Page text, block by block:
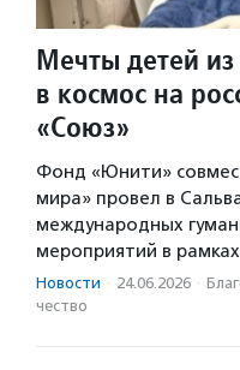
Мечты детей из
в космос на
«Союз»
Фонд «Юнити»
мира» провел в
международных
мероприятий в
Новости · 24.06.2026 ·
чест­во